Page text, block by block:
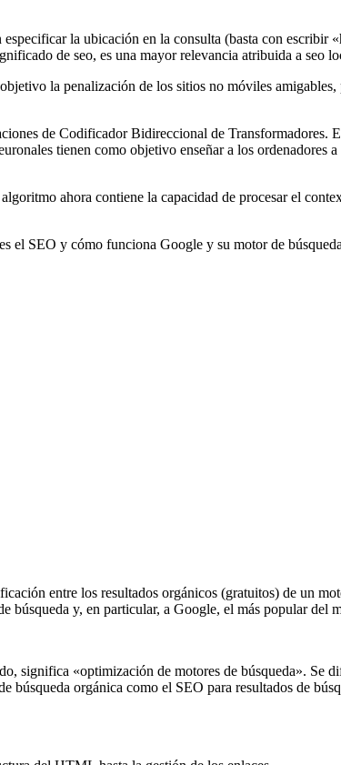
la ubicación en la consulta (basta con escribir
de seo, es una mayor relevancia atribuida a seo
la penalización de los sitios no móviles
de Codificador Bidireccional de Transformadores.
tienen como objetivo enseñar a los ordenadores
ahora contiene la capacidad de procesar el
el SEO y cómo funciona Google y su motor de
entre los resultados orgánicos (gratuitos) de un
búsqueda y, en particular, a Google, el más popular del
significa «optimización de motores de búsqueda». Se
orgánica como el SEO para resultados de